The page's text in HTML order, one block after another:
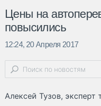
Цены на
повысились
12:24, 20 Апреля 2017
Алексей Тузов, эксперт